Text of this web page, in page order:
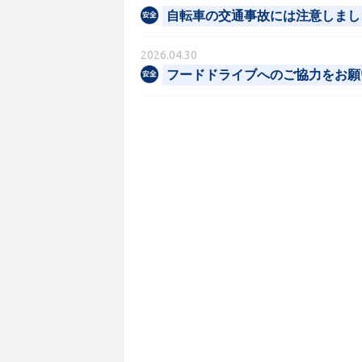
自転車の交通事故には注意しまし
2026.04.30
フードドライブへのご協力をお